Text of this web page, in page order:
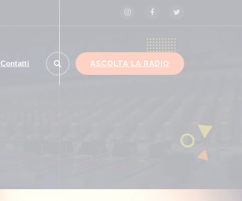
Contatti ASCOLTA LA RADIO